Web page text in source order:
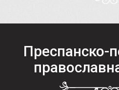
Преспанско-